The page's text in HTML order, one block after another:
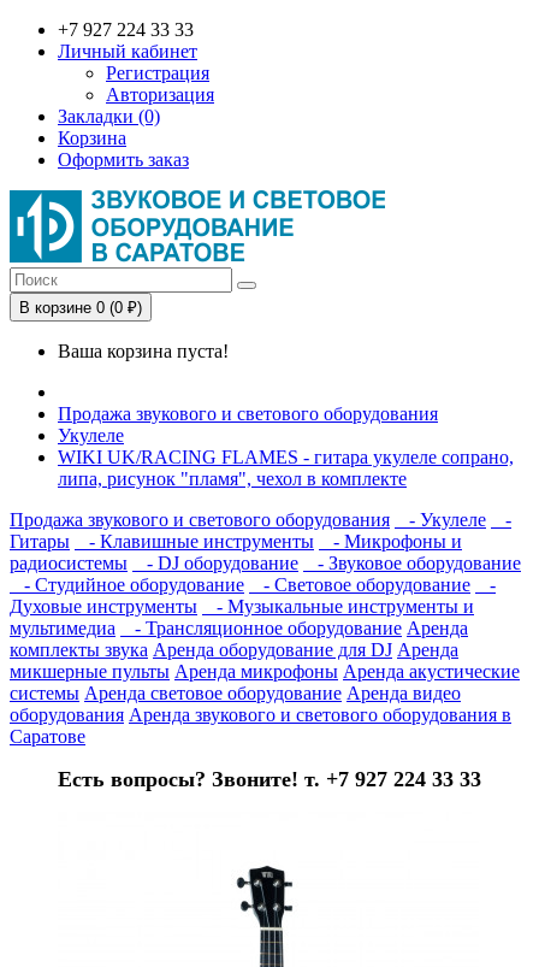
+7 927 224 33 33
Личный кабинет
Регистрация
Авторизация
Закладки (0)
Корзина
Оформить заказ
В корзине 0 (0 ₽)
Ваша корзина пуста!
Продажа звукового и светового оборудования
Укулеле
WIKI UK/RACING FLAMES - гитара укулеле сопрано,
липа, рисунок "пламя", чехол в комплекте
Продажа звукового и светового оборудования
- Укулеле
-
Гитары
- Клавишные инструменты
- Микрофоны и
радиосистемы
- DJ оборудование
- Звуковое оборудование
- Студийное оборудование
- Световое оборудование
-
Духовые инструменты
- Музыкальные инструменты и
мультимедиа
- Трансляционное оборудование Аренда
комплекты звука Аренда оборудование для DJ Аренда
микшерные пульты Аренда микрофоны Аренда акустические
системы Аренда световое оборудование Аренда видео
оборудования Аренда звукового и светового оборудования в
Саратове
Есть вопросы? Звоните! т. +7 927 224 33 33